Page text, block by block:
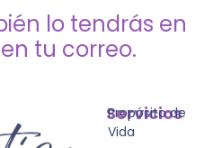
lo tendrás en
tu correo.
Servicios
Propósito de
Vida